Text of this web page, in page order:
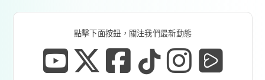
點擊下面按鈕，關注我們最新動態